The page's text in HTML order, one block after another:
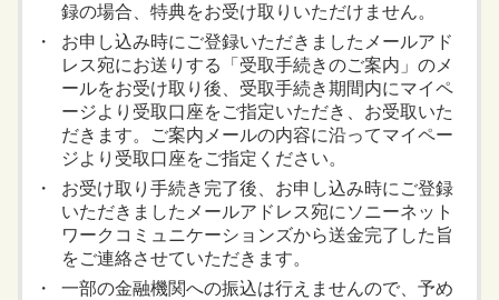
録の場合、特典をお受け取りいただけません。
お申し込み時にご登録いただきましたメールアド
レス宛にお送りする「受取手続きのご案内」のメ
ールをお受け取り後、受取手続き期間内にマイペ
ージより受取口座をご指定いただき、お受取いた
だきます。ご案内メールの内容に沿ってマイペー
ジより受取口座をご指定ください。
お受け取り手続き完了後、お申し込み時にご登録
いただきましたメールアドレス宛にソニーネット
ワークコミュニケーションズから送金完了した旨
をご連絡させていただきます。
一部の金融機関への振込は行えませんので、予め